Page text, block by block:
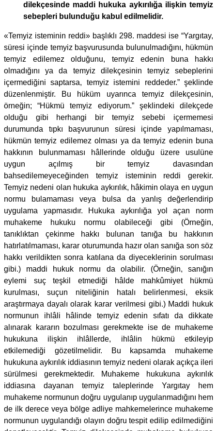
dilekçesinde maddi hukuka aykırılığa ilişkin temyiz
sebepleri bulunduğu kabul edilmelidir.
«Temyiz isteminin reddi» başlıklı 298. maddesi ise “Yargıtay,
süresi içinde temyiz başvurusunda bulunulmadığını, hükmün
temyiz edilemez olduğunu, temyiz edenin buna hakkı
olmadığını ya da temyiz dilekçesinin temyiz sebeplerini
içermediğini saptarsa, temyiz istemini reddeder.” şeklinde
düzenlenmiştir. Bu hüküm uyarınca temyiz dilekçesinin,
örneğin; “Hükmü temyiz ediyorum.” şeklindeki dilekçede
olduğu gibi herhangi bir temyiz sebebi içermemesi
durumunda tıpkı başvurunun süresi içinde yapılmaması,
hükmün temyiz edilemez olması ya da temyiz edenin buna
hakkının bulunmaması hâllerinde olduğu üzere usulüne
uygun açılmış bir temyiz davasından
bahsedilemeyeceğinden temyiz isteminin reddi gerekir.
Temyiz nedeni olan hukuka aykırılık, hâkimin olaya en uygun
normu bulamaması veya bulsa da yanlış değerlendirip
uygulama yapmasıdır. Hukuka aykırılığa yol açan norm
muhakeme hukuku normu olabileceği gibi (Örneğin,
tanıklıktan çekinme hakkı bulunan tanığa bu hakkının
hatırlatılmaması, karar oturumunda hazır olan sanığa son söz
hakkı verildikten sonra katılana da diyeceklerinin sorulması
gibi.) maddi hukuk normu da olabilir. (Örneğin, sanığın
eylemi suç teşkil etmediği hâlde mahkûmiyet hükmü
kurulması, suçun niteliğinin hatalı belirlenmesi, eksik
araştırmaya dayalı olarak karar verilmesi gibi.) Maddi hukuk
normunun ihlâli hâlinde temyiz edenin sıfatı da dikkate
alınarak kararın bozulması gerekmekte ise de muhakeme
hukukuna ilişkin ihlâllerde, ihlâlin hükmü etkileyip
etkilemediği gözetilmelidir. Bu kapsamda muhakeme
hukukuna aykırılık iddiasının temyiz nedeni olarak açıkça ileri
sürülmesi gerekmektedir. Muhakeme hukukuna aykırılık
iddiasına dayanan temyiz taleplerinde Yargıtay hem
muhakeme normunun doğru uygulanıp uygulanmadığını hem
de ilk derece veya bölge adliye mahkemelerince muhakeme
normunun uygulandığı olayın doğru tespit edilip edilmediğini